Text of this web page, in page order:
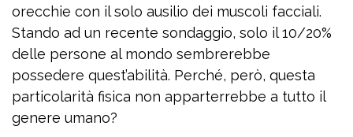
orecchie con il solo ausilio dei muscoli facciali.
Stando ad un recente sondaggio, solo il 10/20%
delle persone al mondo sembrerebbe
possedere quest’abilità. Perché, però, questa
particolarità fisica non apparterrebbe a tutto il
genere umano?